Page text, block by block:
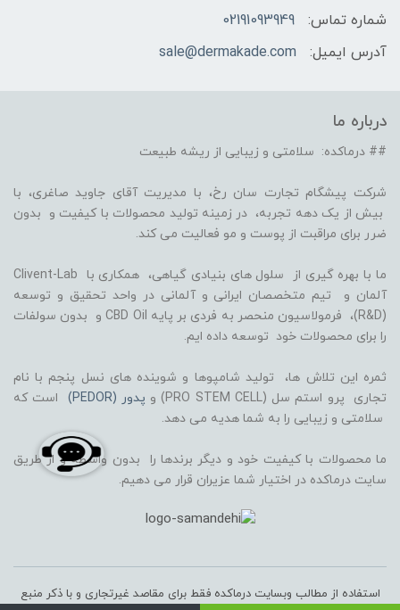
شماره تماس:
02191093949
آدرس ایمیل:
sale@dermakade.com
درباره ما
## درماکده: سلامتی و زیبایی از ریشه طبیعت
شرکت پیشگام تجارت سان رخ، با مدیریت آقای جاوید صاغری، با
بیش از یک دهه تجربه، در زمینه تولید محصولات با کیفیت و بدون
ضرر برای مراقبت از پوست و مو فعالیت می کند.
ما با بهره گیری از سلول های بنیادی گیاهی، همکاری با Clivent-Lab
آلمان و تیم متخصصان ایرانی و آلمانی در واحد تحقیق و توسعه
(R&D)، فرمولاسیون منحصر به فردی بر پایه CBD Oil و بدون سولفات
را برای محصولات خود توسعه داده ایم.
ثمره این تلاش ها، تولید شامپوها و شوینده های نسل پنجم با نام
تجاری پرو استم سل (PRO STEM CELL) و
پدور (PEDOR)
است که
سلامتی و زیبایی را به شما هدیه می دهد.
ما محصولات با کیفیت خود و دیگر برندها را بدون واسطه و از طریق
سایت درماکده در اختیار شما عزیران قرار می دهیم.
استفاده از مطالب وبسایت درماکده فقط برای مقاصد غیرتجاری و با ذکر منبع